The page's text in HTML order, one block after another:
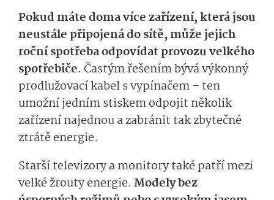
Pokud máte doma více zařízení, která jsou
neustále připojená do sítě, může jejich
roční spotřeba odpovídat provozu velkého
spotřebiče. Častým řešením bývá výkonný
prodlužovací kabel s vypínačem – ten
umožní jedním stiskem odpojit několik
zařízení najednou a zabránit tak zbytečné
ztrátě energie.
Starší televizory a monitory také patří mezi
velké žrouty energie. Modely bez